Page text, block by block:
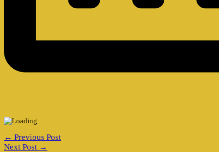
← Previous Post
Next Post →